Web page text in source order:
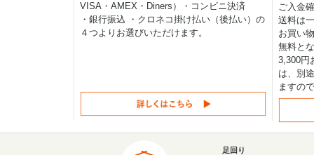
VISA・AMEX・Diners）・コンビニ決済
・銀行振込 ・クロネコ掛け払い（後払い）の
４つよりお選びいただけます。
ご入金
送料は
お買い
無料と
3,300円
は、別
ますの
足回り